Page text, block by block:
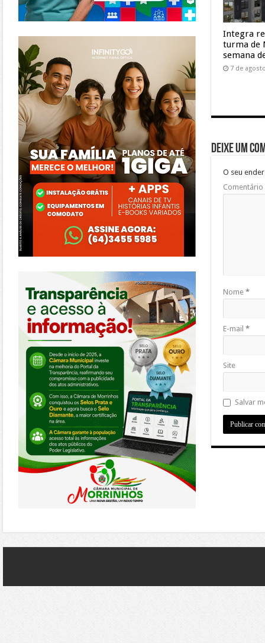
Integra
turma de
semana
7 de
Deixe um
O seu
Comentário
Nome *
E-mail *
Site
Salvar
https://www.infinitygo.com.br/
https://morrinhos.go.leg.br/